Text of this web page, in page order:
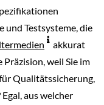
und Testsysteme, die
akkurat
Präzision, weil Sie im
Qualitätssicherung,
aus welcher